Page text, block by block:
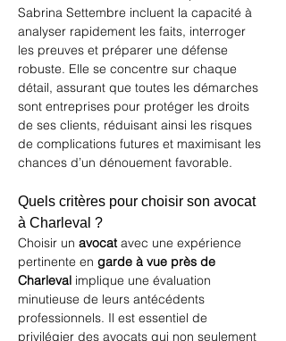
Sabrina Settembre incluent la capacité à
analyser rapidement les faits, interroger
les preuves et préparer une défense
robuste. Elle se concentre sur chaque
détail, assurant que toutes les démarches
sont entreprises pour protéger les droits
de ses clients, réduisant ainsi les risques
de complications futures et maximisant les
chances d’un dénouement favorable.
Quels critères pour choisir son avocat
à Charleval ?
Choisir un avocat avec une expérience
pertinente en garde à vue près de
Charleval implique une évaluation
minutieuse de leurs antécédents
professionnels. Il est essentiel de
privilégier des avocats qui non seulement